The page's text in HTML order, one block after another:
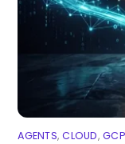
AGENTS,CLOUD,GCP